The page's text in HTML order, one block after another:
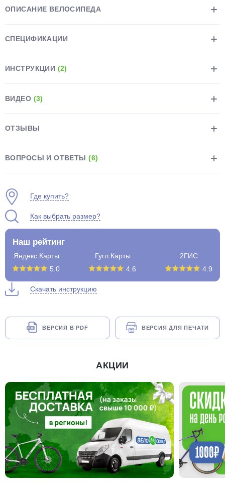
ОПИСАНИЕ ВЕЛОСИПЕДА
СПЕЦИФИКАЦИИ
ИНСТРУКЦИИ (2)
ВИДЕО (3)
ОТЗЫВЫ
ВОПРОСЫ И ОТВЕТЫ(6)
Где купить?
Как выбрать размер?
Наш рейтинг
Яндекс.Карты
5.0
Гугл.Карты
4.6
2ГИС
4.9
Скачать инструкцию
ВЕРСИЯ В PDF ВЕРСИЯ ДЛЯ ПЕЧАТИ
АКЦИИ